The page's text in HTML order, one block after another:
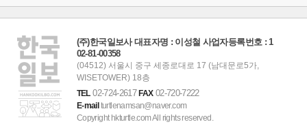
(주)한국일보사 대표자명 : 이성철 사업자등록번호 : 1
02-81-00358
(04512) 서울시 중구 세종로대로 17 (남대문로5가,
WISETOWER) 18층
TEL02-724-2617FAX02-720-7222
E-mailturtlenamsan@naver.com
Copyright hkturtle.com All rights reserved.